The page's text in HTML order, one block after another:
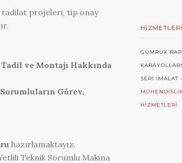
tadilat projeleri, tip onay
ve Montajı Hakkında
Görev,
hazırlamaktayız.
Teknik Sorumlu Makina
GÜMRÜK
SERI İMALAT
HIZMETLERI